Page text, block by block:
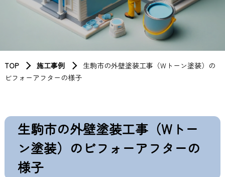
TOP 施工事例
生駒市の外壁塗装工事（Wトーン塗装）の
ビフォーアフターの様子
生駒市の外壁塗装工事（Wトー
ン塗装）のビフォーアフターの
様子